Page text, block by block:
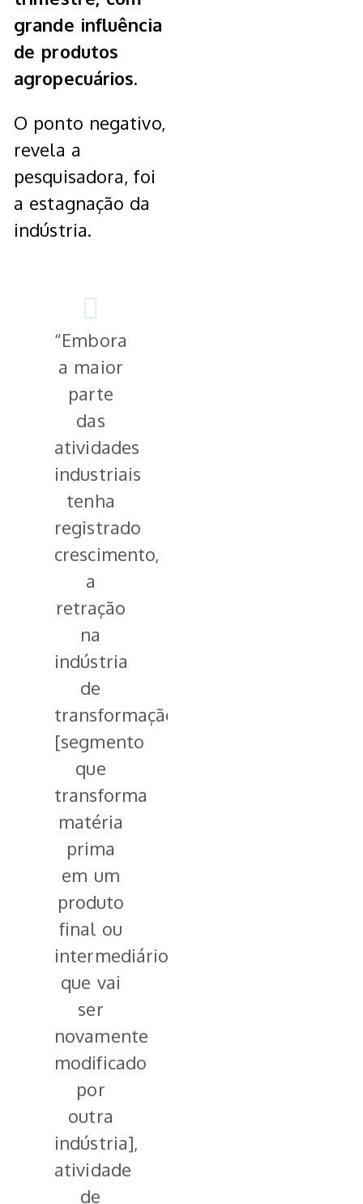
grande influência
de produtos
agropecuários.
O ponto negativo,
revela a
pesquisadora, foi
a estagnação da
indústria.
“Embora
a maior
parte
das
atividades
industriais
tenha
registrado
crescimento,
a
retração
na
indústria
de
transformação
[segmento
que
transforma
matéria
prima
em um
produto
final ou
intermediário,
que vai
ser
novamente
modificado
por
outra
indústria],
atividade
de